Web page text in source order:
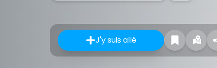
J'y suis allé